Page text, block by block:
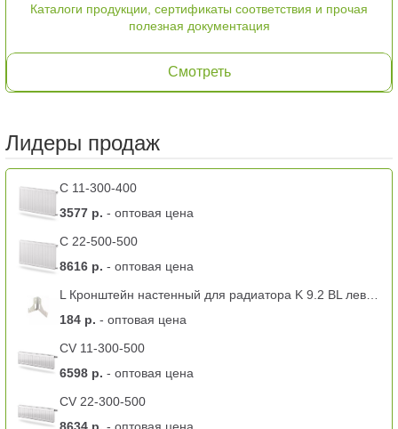
Каталоги продукции, сертификаты соответствия и прочая
полезная документация
Смотреть
Лидеры продаж
C 11-300-400
3577 р. - оптовая цена
C 22-500-500
8616 р. - оптовая цена
184 р. - оптовая цена
CV 11-300-500
6598 р. - оптовая цена
CV 22-300-500